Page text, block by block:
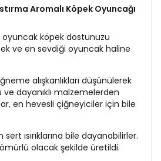
Aromalı Köpek Oyuncağı
oyuncak köpek dostunuzu
ve en sevdiği oyuncak haline
alışkanlıkları düşünülerek
ve dayanıklı malzemelerden
en hevesli çiğneyiciler için bile
ısırıklarına bile dayanabilirler.
olacak şekilde üretildi.